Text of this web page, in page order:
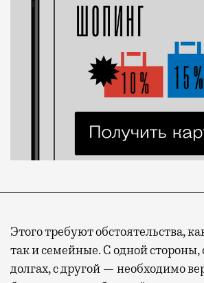
Этого требуют обстоятельства,
так и семейные. С одной стороны,
долгах, с другой — необходимо